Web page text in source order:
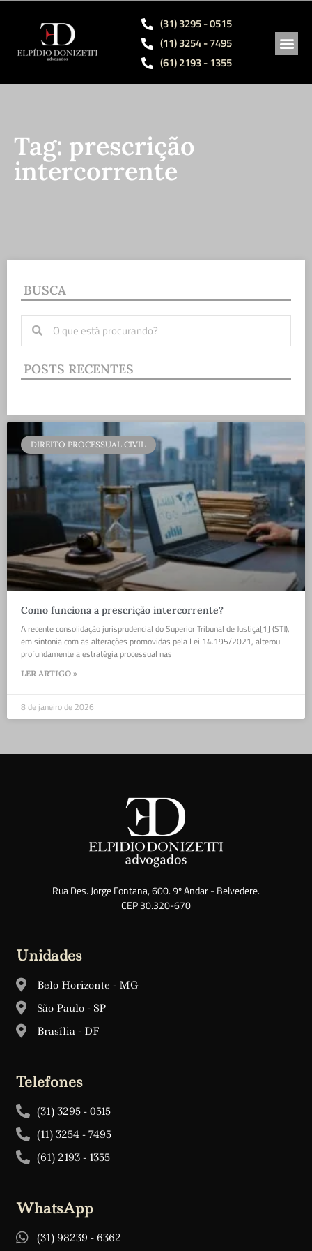
(31) 3295 - 0515
(11) 3254 - 7495
(61) 2193 - 1355
Tag: prescrição
intercorrente
DIREITO PROCESSUAL CIVIL
Como funciona a prescrição intercorrente?
A recente consolidação jurisprudencial do Superior Tribunal de Justiça[1] (STJ),
em sintonia com as alterações promovidas pela Lei 14.195/2021, alterou
profundamente a estratégia processual nas
LER ARTIGO »
8 de janeiro de 2026
BUSCA
POSTS RECENTES
Rua Des. Jorge Fontana, 600. 9º Andar - Belvedere.
CEP 30.320-670
Unidades
Belo Horizonte - MG
São Paulo - SP
Brasília - DF
Telefones
(31) 3295 - 0515
(11) 3254 - 7495
(61) 2193 - 1355
WhatsApp
(31) 98239 - 6362